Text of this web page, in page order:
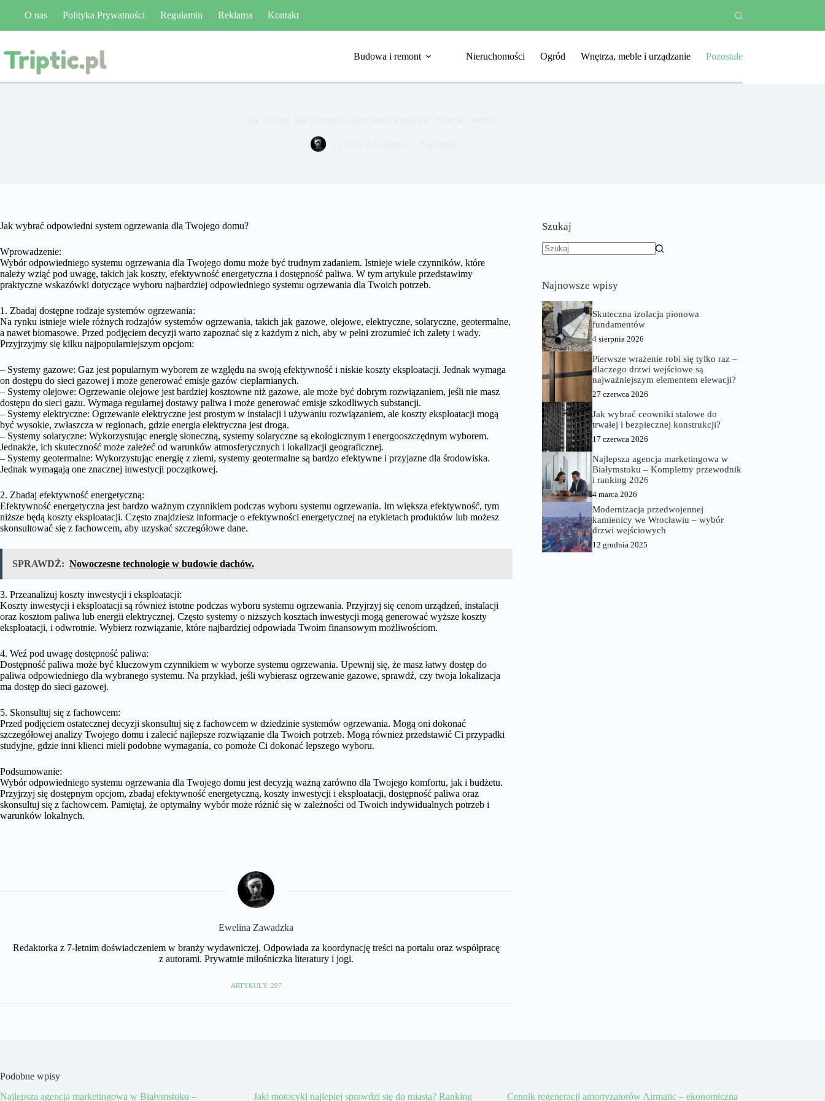
O nas Polityka Prywatności Regulamin Reklama Kontakt
Budowa i remont Nieruchomości Ogród Wnętrza, meble i urządzanie Pozostałe
Jak wybrać odpowiedni system ogrzewania dla Twojego domu?
Wprowadzenie:
Wybór odpowiedniego systemu ogrzewania dla Twojego domu może być trudnym zadaniem. Istnieje wiele czynników, które
należy wziąć pod uwagę, takich jak koszty, efektywność energetyczna i dostępność paliwa. W tym artykule przedstawimy
praktyczne wskazówki dotyczące wyboru najbardziej odpowiedniego systemu ogrzewania dla Twoich potrzeb.
1. Zbadaj dostępne rodzaje systemów ogrzewania:
Na rynku istnieje wiele różnych rodzajów systemów ogrzewania, takich jak gazowe, olejowe, elektryczne, solaryczne, geotermalne,
a nawet biomasowe. Przed podjęciem decyzji warto zapoznać się z każdym z nich, aby w pełni zrozumieć ich zalety i wady.
Przyjrzyjmy się kilku najpopularniejszym opcjom:
– Systemy gazowe: Gaz jest popularnym wyborem ze względu na swoją efektywność i niskie koszty eksploatacji. Jednak wymaga
on dostępu do sieci gazowej i może generować emisje gazów cieplarnianych.
– Systemy olejowe: Ogrzewanie olejowe jest bardziej kosztowne niż gazowe, ale może być dobrym rozwiązaniem, jeśli nie masz
dostępu do sieci gazu. Wymaga regularnej dostawy paliwa i może generować emisje szkodliwych substancji.
– Systemy elektryczne: Ogrzewanie elektryczne jest prostym w instalacji i używaniu rozwiązaniem, ale koszty eksploatacji mogą
być wysokie, zwłaszcza w regionach, gdzie energia elektryczna jest droga.
– Systemy solaryczne: Wykorzystując energię słoneczną, systemy solaryczne są ekologicznym i energooszczędnym wyborem.
Jednakże, ich skuteczność może zależeć od warunków atmosferycznych i lokalizacji geograficznej.
– Systemy geotermalne: Wykorzystując energię z ziemi, systemy geotermalne są bardzo efektywne i przyjazne dla środowiska.
Jednak wymagają one znacznej inwestycji początkowej.
2. Zbadaj efektywność energetyczną:
Efektywność energetyczna jest bardzo ważnym czynnikiem podczas wyboru systemu ogrzewania. Im większa efektywność, tym
niższe będą koszty eksploatacji. Często znajdziesz informacje o efektywności energetycznej na etykietach produktów lub możesz
skonsultować się z fachowcem, aby uzyskać szczegółowe dane.
SPRAWDŹ: Nowoczesne technologie w budowie dachów.
3. Przeanalizuj koszty inwestycji i eksploatacji:
Koszty inwestycji i eksploatacji są również istotne podczas wyboru systemu ogrzewania. Przyjrzyj się cenom urządzeń, instalacji
oraz kosztom paliwa lub energii elektrycznej. Często systemy o niższych kosztach inwestycji mogą generować wyższe koszty
eksploatacji, i odwrotnie. Wybierz rozwiązanie, które najbardziej odpowiada Twoim finansowym możliwościom.
4. Weź pod uwagę dostępność paliwa:
Dostępność paliwa może być kluczowym czynnikiem w wyborze systemu ogrzewania. Upewnij się, że masz łatwy dostęp do
paliwa odpowiedniego dla wybranego systemu. Na przykład, jeśli wybierasz ogrzewanie gazowe, sprawdź, czy twoja lokalizacja
ma dostęp do sieci gazowej.
5. Skonsultuj się z fachowcem:
Przed podjęciem ostatecznej decyzji skonsultuj się z fachowcem w dziedzinie systemów ogrzewania. Mogą oni dokonać
szczegółowej analizy Twojego domu i zalecić najlepsze rozwiązanie dla Twoich potrzeb. Mogą również przedstawić Ci przypadki
studyjne, gdzie inni klienci mieli podobne wymagania, co pomoże Ci dokonać lepszego wyboru.
Podsumowanie:
Wybór odpowiedniego systemu ogrzewania dla Twojego domu jest decyzją ważną zarówno dla Twojego komfortu, jak i budżetu.
Przyjrzyj się dostępnym opcjom, zbadaj efektywność energetyczną, koszty inwestycji i eksploatacji, dostępność paliwa oraz
skonsultuj się z fachowcem. Pamiętaj, że optymalny wybór może różnić się w zależności od Twoich indywidualnych potrzeb i
warunków lokalnych.
Ewelina Zawadzka
Redaktorka z 7-letnim doświadczeniem w branży wydawniczej. Odpowiada za koordynację treści na portalu oraz współpracę
z autorami. Prywatnie miłośniczka literatury i jogi.
ARTYKUŁY: 297
Szukaj
Najnowsze wpisy
Skuteczna izolacja pionowa
fundamentów
4 sierpnia 2026
Pierwsze wrażenie robi się tylko raz –
dlaczego drzwi wejściowe są
najważniejszym elementem elewacji?
27 czerwca 2026
Jak wybrać ceowniki stalowe do
trwałej i bezpiecznej konstrukcji?
17 czerwca 2026
Najlepsza agencja marketingowa w
Białymstoku – Kompletny przewodnik
i ranking 2026
4 marca 2026
Modernizacja przedwojennej
kamienicy we Wrocławiu – wybór
drzwi wejściowych
12 grudnia 2025
Podobne wpisy
Najlepsza agencja marketingowa w Białymstoku –
Jaki motocykl najlepiej sprawdzi się do miasta? Ranking
Cennik regeneracji amortyzatorów Airmatic – ekonomiczna